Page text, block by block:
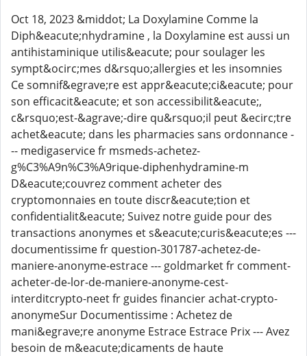
Oct 18, 2023 &middot; La Doxylamine Comme la
Diph&eacute;nhydramine , la Doxylamine est aussi un
antihistaminique utilis&eacute; pour soulager les
sympt&ocirc;mes d&rsquo;allergies et les insomnies
Ce somnif&egrave;re est appr&eacute;ci&eacute; pour
son efficacit&eacute; et son accessibilit&eacute;,
c&rsquo;est-&agrave;-dire qu&rsquo;il peut &ecirc;tre
achet&eacute; dans les pharmacies sans ordonnance -
-- medigaservice fr msmeds-achetez-
g%C3%A9n%C3%A9rique-diphenhydramine-m
D&eacute;couvrez comment acheter des
cryptomonnaies en toute discr&eacute;tion et
confidentialit&eacute; Suivez notre guide pour des
transactions anonymes et s&eacute;curis&eacute;es ---
documentissime fr question-301787-achetez-de-
maniere-anonyme-estrace --- goldmarket fr comment-
acheter-de-lor-de-maniere-anonyme-cest-
interditcrypto-neet fr guides financier achat-crypto-
anonymeSur Documentissime : Achetez de
mani&egrave;re anonyme Estrace Estrace Prix --- Avez
besoin de m&eacute;dicaments de haute